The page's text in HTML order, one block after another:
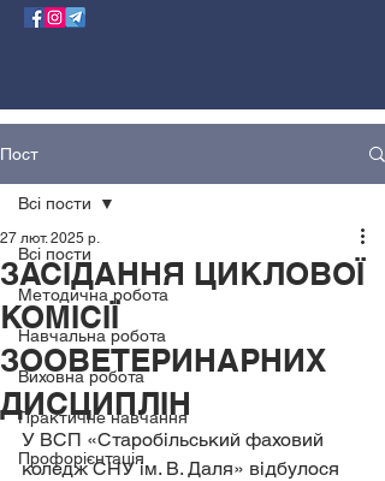
Пост
Всі пости
Методична робота
Навчальна робота
Виховна робота
Практичне навчання
Профорієнтація
Всі пости
ЗАСІДАННЯ ЦИКЛОВОЇ
КОМІСІЇ
ЗООВЕТЕРИНАРНИХ
ДИСЦИПЛІН
27 лют. 2025 р.
У ВСП «Старобільський фаховий
коледж СНУ ім. В. Даля» відбулося